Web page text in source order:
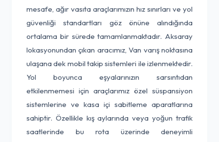
mesafe, ağır vasıta araçlarımızın hız sınırları ve yol
güvenliği standartları göz önüne alındığında
ortalama bir sürede tamamlanmaktadır. Aksaray
lokasyonundan çıkan aracımız, Van varış noktasına
ulaşana dek mobil takip sistemleri ile izlenmektedir.
Yol boyunca eşyalarınızın sarsıntıdan
etkilenmemesi için araçlarımız özel süspansiyon
sistemlerine ve kasa içi sabitleme aparatlarına
sahiptir. Özellikle kış aylarında veya yoğun trafik
saatlerinde bu rota üzerinde deneyimli